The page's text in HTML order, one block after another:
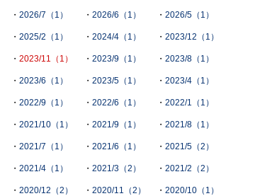
2026/7（1） 2026/6（1） 2026/5（1）
2025/2（1） 2024/4（1） 2023/12（1）
2023/11（1） 2023/9（1） 2023/8（1）
2023/6（1） 2023/5（1） 2023/4（1）
2022/9（1） 2022/6（1） 2022/1（1）
2021/10（1） 2021/9（1） 2021/8（1）
2021/7（1） 2021/6（1） 2021/5（2）
2021/4（1） 2021/3（2） 2021/2（2）
2020/12（2） 2020/11（2） 2020/10（1）